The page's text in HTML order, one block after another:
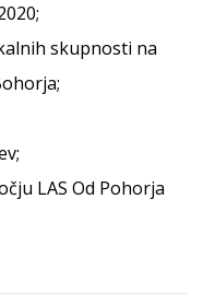
skupnosti na
LAS Od Pohorja